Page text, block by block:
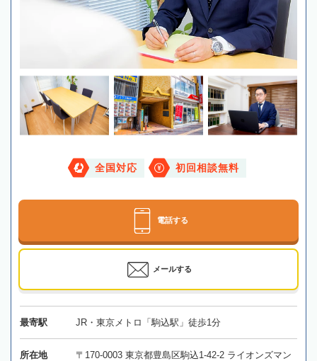
全国対応 初回相談無料
電話する
メールする
最寄駅 JR・東京メトロ「駒込駅」徒歩1分
所在地
〒170-0003 東京都豊島区駒込1-42-2 ライオンズマン